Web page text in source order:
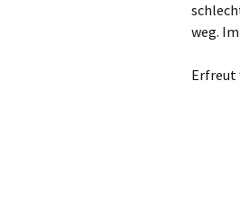
weg.
Erfreut